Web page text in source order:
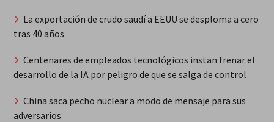
La exportación de crudo saudí a EEUU se desploma a cero
tras 40 años
Centenares de empleados tecnológicos instan frenar el
desarrollo de la IA por peligro de que se salga de control
China saca pecho nuclear a modo de mensaje para sus
adversarios